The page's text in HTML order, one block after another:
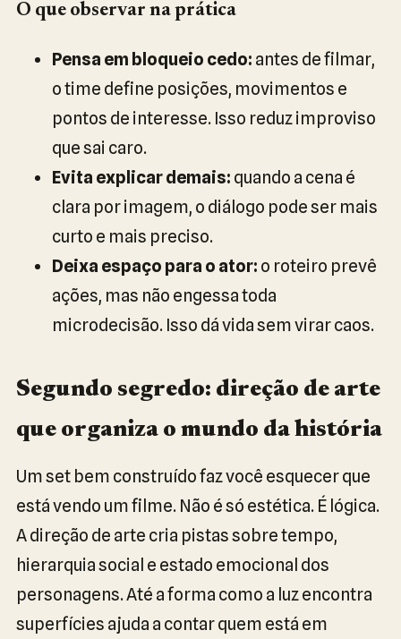
O que observar na prática
Pensa em bloqueio cedo: antes de filmar,
o time define posições, movimentos e
pontos de interesse. Isso reduz improviso
que sai caro.
Evita explicar demais: quando a cena é
clara por imagem, o diálogo pode ser mais
curto e mais preciso.
Deixa espaço para o ator: o roteiro prevê
ações, mas não engessa toda
microdecisão. Isso dá vida sem virar caos.
Segundo segredo: direção de arte
que organiza o mundo da história
Um set bem construído faz você esquecer que
está vendo um filme. Não é só estética. É lógica.
A direção de arte cria pistas sobre tempo,
hierarquia social e estado emocional dos
personagens. Até a forma como a luz encontra
superfícies ajuda a contar quem está em